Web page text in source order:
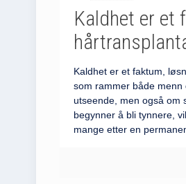
Kaldhet er et
Kaldhet er et faktum,
som rammer både
utseende, men også om
begynner å bli tynnere,
mange etter en